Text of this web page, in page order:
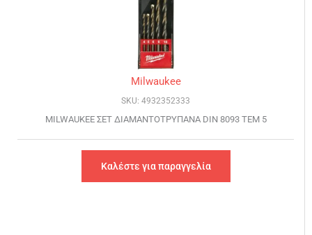
Milwaukee
SKU: 4932352333
MILWAUKEE ΣΕΤ ΔΙΑΜΑΝΤΟΤΡΥΠΑΝΑ DIN 8093 ΤΕΜ 5
Καλέστε για παραγγελία